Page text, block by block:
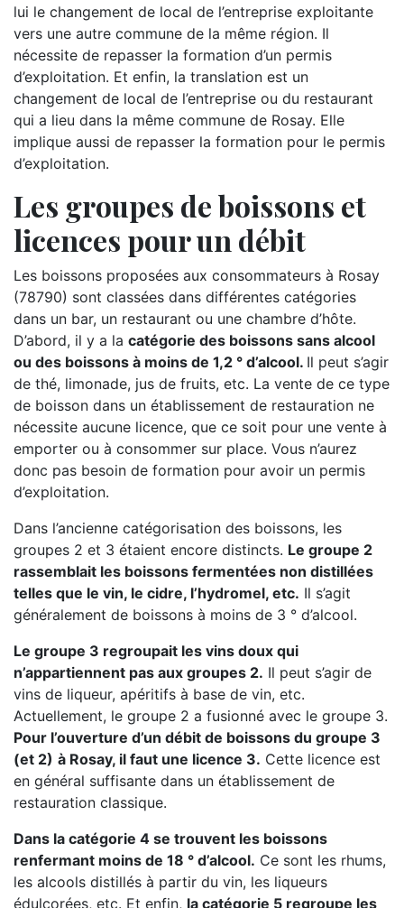
lui le changement de local de l’entreprise exploitante
vers une autre commune de la même région. Il
nécessite de repasser la formation d’un permis
d’exploitation. Et enfin, la translation est un
changement de local de l’entreprise ou du restaurant
qui a lieu dans la même commune de Rosay. Elle
implique aussi de repasser la formation pour le permis
d’exploitation.
Les groupes de boissons et
licences pour un débit
Les boissons proposées aux consommateurs à Rosay
(78790) sont classées dans différentes catégories
dans un bar, un restaurant ou une chambre d’hôte.
D’abord, il y a la catégorie des boissons sans alcool
ou des boissons à moins de 1,2 ° d’alcool. Il peut s’agir
de thé, limonade, jus de fruits, etc. La vente de ce type
de boisson dans un établissement de restauration ne
nécessite aucune licence, que ce soit pour une vente à
emporter ou à consommer sur place. Vous n’aurez
donc pas besoin de formation pour avoir un permis
d’exploitation.
Dans l’ancienne catégorisation des boissons, les
groupes 2 et 3 étaient encore distincts. Le groupe 2
rassemblait les boissons fermentées non distillées
telles que le vin, le cidre, l’hydromel, etc. Il s’agit
généralement de boissons à moins de 3 ° d’alcool.
Le groupe 3 regroupait les vins doux qui
n’appartiennent pas aux groupes 2. Il peut s’agir de
vins de liqueur, apéritifs à base de vin, etc.
Actuellement, le groupe 2 a fusionné avec le groupe 3.
Pour l’ouverture d’un débit de boissons du groupe 3
(et 2) à Rosay, il faut une licence 3. Cette licence est
en général suffisante dans un établissement de
restauration classique.
Dans la catégorie 4 se trouvent les boissons
renfermant moins de 18 ° d’alcool. Ce sont les rhums,
les alcools distillés à partir du vin, les liqueurs
édulcorées, etc. Et enfin, la catégorie 5 regroupe les